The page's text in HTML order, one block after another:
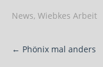
News, Wiebkes Arbeit
Post
navigation
← Phönix mal anders